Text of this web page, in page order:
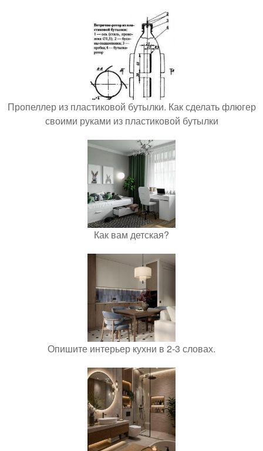
Пропеллер из пластиковой бутылки. Как сделать флюгер
своими руками из пластиковой бутылки
Как вам детская?
Опишите интерьер кухни в 2-3 словах.